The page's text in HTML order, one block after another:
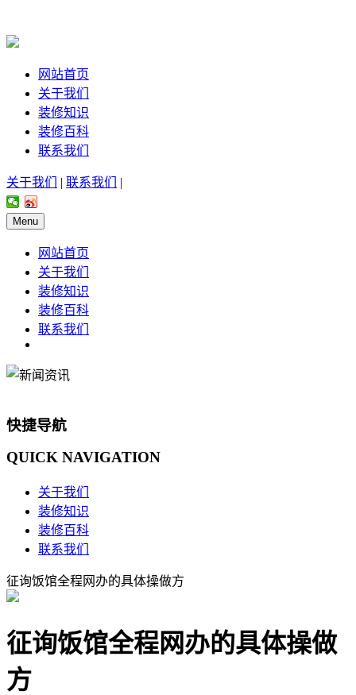
网站首页
关于我们
装修知识
装修百科
联系我们
关于我们 | 联系我们 |
Menu
网站首页
关于我们
装修知识
装修百科
联系我们
快捷导航
QUICK NAVIGATION
关于我们
装修知识
装修百科
联系我们
征询饭馆全程网办的具体操做方
征询饭馆全程网办的具体操做
方